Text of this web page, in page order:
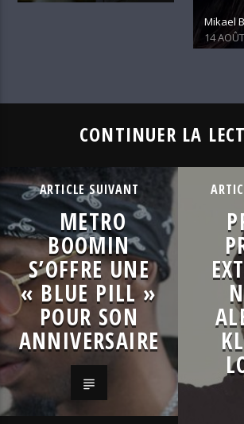
Mikael
14
CONTINUER LA
ARTICLE SUIVANT
METRO
BOOMIN
S’OFFRE UNE
« BLUE PILL »
POUR SON
ANNIVERSAIRE